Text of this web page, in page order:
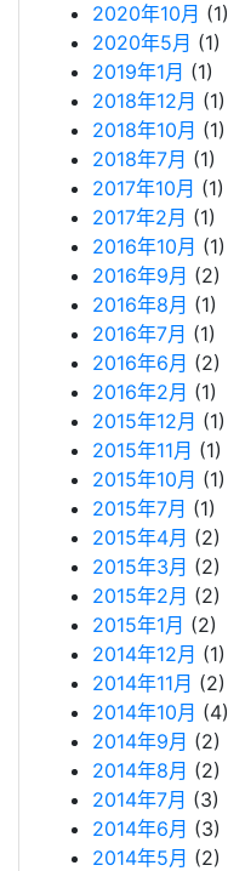
2020年10月 (1)
2020年5月 (1)
2019年1月 (1)
2018年12月 (1)
2018年10月 (1)
2018年7月 (1)
2017年10月 (1)
2017年2月 (1)
2016年10月 (1)
2016年9月 (2)
2016年8月 (1)
2016年7月 (1)
2016年6月 (2)
2016年2月 (1)
2015年12月 (1)
2015年11月 (1)
2015年10月 (1)
2015年7月 (1)
2015年4月 (2)
2015年3月 (2)
2015年2月 (2)
2015年1月 (2)
2014年12月 (1)
2014年11月 (2)
2014年10月 (4)
2014年9月 (2)
2014年8月 (2)
2014年7月 (3)
2014年6月 (3)
2014年5月 (2)